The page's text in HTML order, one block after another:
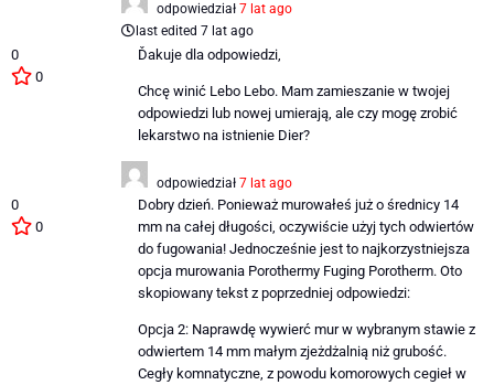
odpowiedział 7 lat ago
last edited 7 lat ago
0
0
Ďakuje dla odpowiedzi,
Chcę winić Lebo Lebo. Mam zamieszanie w twojej
odpowiedzi lub nowej umierają, ale czy mogę zrobić
lekarstwo na istnienie Dier?
odpowiedział 7 lat ago
0
0
Dobry dzień. Ponieważ murowałeś już o średnicy 14
mm na całej długości, oczywiście użyj tych odwiertów
do fugowania! Jednocześnie jest to najkorzystniejsza
opcja murowania Porothermy Fuging Porotherm. Oto
skopiowany tekst z poprzedniej odpowiedzi:
Opcja 2: Naprawdę wywierć mur w wybranym stawie z
odwiertem 14 mm małym zjeżdżalnią niż grubość.
Cegły komnatyczne, z powodu komorowych cegieł w